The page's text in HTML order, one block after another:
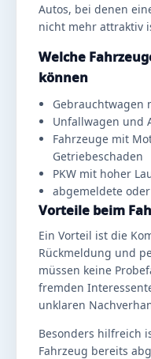
Autos, bei denen
nicht mehr attraktiv
Welche
können
Gebrauchtwagen
Unfallwagen und
Fahrzeuge mit
Getriebeschaden
PKW mit hoher
abgemeldete
Vorteile beim
Ein Vorteil ist die
Rückmeldung und
müssen keine
fremden
unklaren
Besonders hilfreich
Fahrzeug bereits